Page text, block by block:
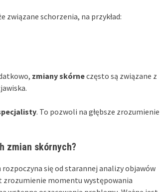
związane schorzenia, na przykład:
zmiany skórneczęsto są związane z
. To pozwoli na głębsze zrozumienie
zmian skórnych?
się od starannej analizy objawów
zrozumienie momentu występowania